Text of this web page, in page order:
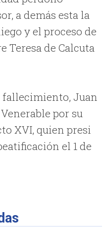
a demás esta la
y el proceso de
Teresa de Calcuta
fallecimiento, Juan
por su
XVI, quien presi
el 1 de